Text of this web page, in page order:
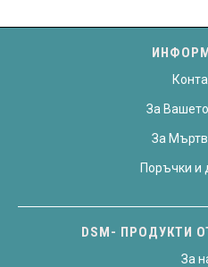
За
За
Поръчки и
DSM- ПРОДУКТИ
За